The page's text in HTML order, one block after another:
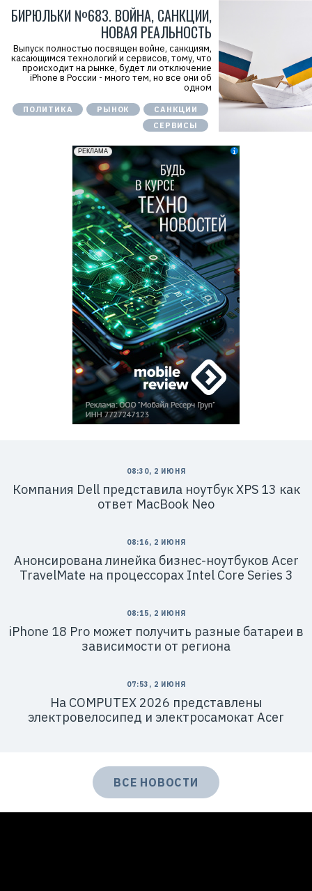
БИРЮЛЬКИ №683. ВОЙНА, САНКЦИИ,
НОВАЯ РЕАЛЬНОСТЬ
Выпуск полностью посвящен войне, санкциям,
касающимся технологий и сервисов, тому, что
происходит на рынке, будет ли отключение
iPhone в России - много тем, но все они об
одном
ПОЛИТИКА РЫНОК
САНКЦИИ
СЕРВИСЫ
08:30, 2 ИЮНЯ
Компания Dell представила ноутбук XPS 13 как
ответ MacBook Neo
08:16, 2 ИЮНЯ
Анонсирована линейка бизнес-ноутбуков Acer
TravelMate на процессорах Intel Core Series 3
08:15, 2 ИЮНЯ
iPhone 18 Pro может получить разные батареи в
зависимости от региона
07:53, 2 ИЮНЯ
На COMPUTEX 2026 представлены
электровелосипед и электросамокат Acer
ВСЕ НОВОСТИ